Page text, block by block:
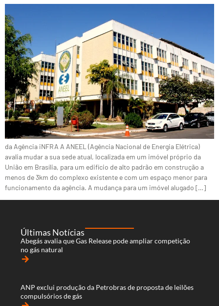
da Agência iNFRA A ANEEL (Agência Nacional de Energia Elétrica)
avalia mudar a sua sede atual, localizada em um imóvel próprio da
União em Brasília, para um edifício de alto padrão em construção a
menos de 3km do complexo existente e com um espaço menor para
funcionamento da agência. A mudança para um imóvel alugado […]
Últimas Notícias
Abegás avalia que Gas Release pode ampliar competição
no gás natural
arrow_forward
ANP exclui produção da Petrobras de proposta de leilões
compulsórios de gás